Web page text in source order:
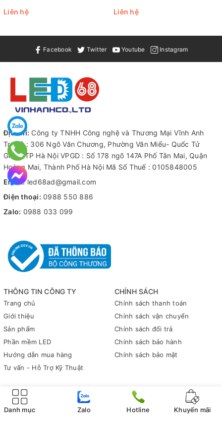
Liên hệ Liên hệ
Facebook Twitter Youtube Instagram
THÔNG TIN CÔNG TY
Trang chủ
Giới thiệu
Sản phẩm
Phần mềm LED
Hướng dẫn mua hàng
Tư vấn - Hỗ Trợ Kỹ Thuật
CHÍNH SÁCH
Chính sách thanh toán
Chính sách vận chuyển
Chính sách đổi trả
Chính sách bảo hành
Chính sách bảo mật
Địa chỉ: Công ty TNHH Công nghệ và Thương Mại Vĩnh Anh
Trụ sở : 306 Ngõ Văn Chương, Phường Văn Miếu- Quốc Tử
Giám, TP Hà Nội VPGD : Số 178 ngõ 147A Phố Tân Mai, Quận
Hoàng Mai, Thành Phố Hà Nội Mã Số Thuế : 0105848005
Email: led68ad@gmail.com
Điện thoại: 0988 550 886
Zalo: 0988 033 099
© Bản quyền thuộc về
Vinhanhled
Cung cấp bởi
Sapo
Danh mục Zalo Hotline Khuyến mãi